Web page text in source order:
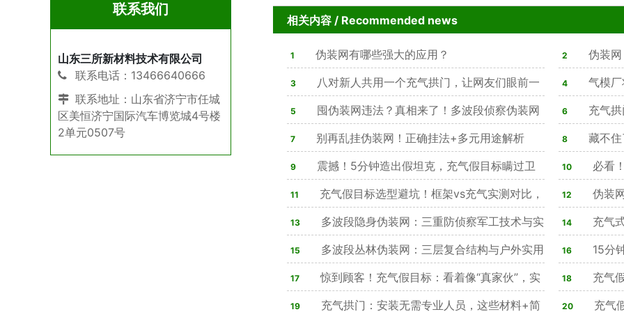
相关内容 / Recommended news
1 伪装网有哪些强大的应用？ 2 伪装网
3
八对新人共用一个充气拱门，让网友们眼前一
亮
4
气模
理方法
5
囤伪装网违法？真相来了！多波段侦察伪装网
合法可用，隐身效果突出天幕
6 充气
7 别再乱挂伪装网！正确挂法+多元用途解析 8
藏不
双在线，4
9
震撼！5分钟造出假坦克，充气假目标瞒过卫
星，改写战场战术规则
10
必看
务，隐蔽防
11
充气假目标选型避坑！框架vs充气实测对比，
80%军方单位优选仿真款
12
伪装
心作用，合
13
多波段隐身伪装网：三重防侦察军工技术与实
战性能解析
14
充气
心装备
15
多波段丛林伪装网：三层复合结构与户外实用
全解析
16
15分
感拉满
17
惊到顾客！充气假目标：看着像“真家伙”，实
则是演习迷惑神器
18
充气
实战训练痛
19 充气拱门：安装无需专业人员，这些材料+简 20 充气
联系我们
山东三所新材料技术有限公司
联系电话：13466640666
联系地址：山东省济宁市任城
区美恒济宁国际汽车博览城4号楼
2单元0507号